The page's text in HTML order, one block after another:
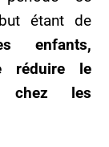
étant de
enfants,
réduire le
chez les